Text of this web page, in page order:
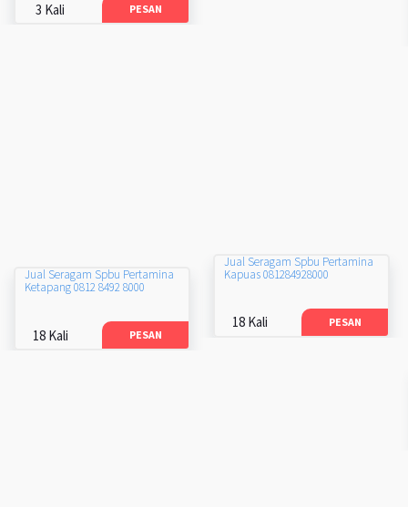
3 Kali PESAN
Jual Seragam Spbu Pertamina
Kapuas 081284928000
18 Kali PESAN
Jual Seragam Spbu Pertamina
Ketapang 0812 8492 8000
18 Kali PESAN